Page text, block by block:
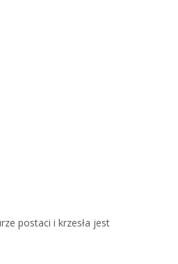
postaci i krzesła jest